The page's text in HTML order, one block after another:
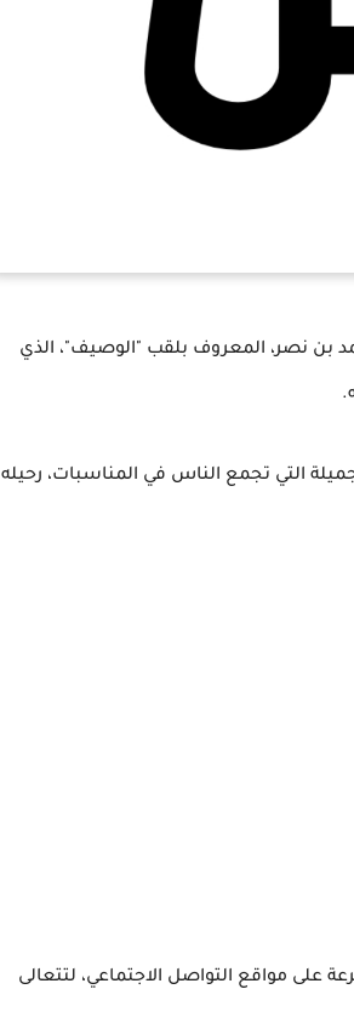
بن نصر، المعروف بلقب "الوصيف"، الذي
التي تجمع الناس في المناسبات، رحيله
على مواقع التواصل الاجتماعي، لتتعالى